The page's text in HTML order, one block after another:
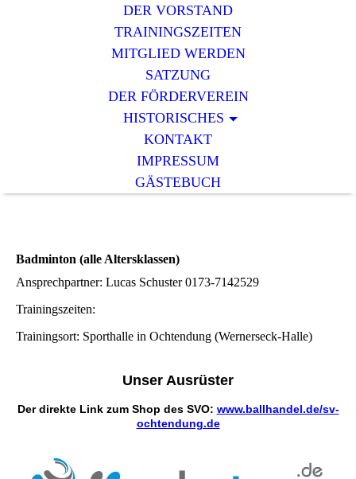
DER VORSTAND
TRAININGSZEITEN
MITGLIED WERDEN
SATZUNG
DER FÖRDERVEREIN
HISTORISCHES
KONTAKT
IMPRESSUM
GÄSTEBUCH
Badminton (alle Altersklassen)
Ansprechpartner: Lucas Schuster 0173-7142529
Trainingszeiten:
Trainingsort: Sporthalle in Ochtendung (Wernerseck-Halle)
Unser Ausrüster
Der direkte Link zum Shop des SVO: www.ballhandel.de/sv-
ochtendung.de